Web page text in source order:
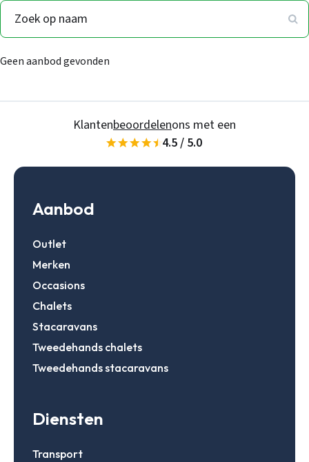
Geen aanbod gevonden
Klantenbeoordelenons met een
4.5 / 5.0
Aanbod
Outlet
Merken
Occasions
Chalets
Stacaravans
Tweedehands chalets
Tweedehands stacaravans
Diensten
Transport
Inloggen